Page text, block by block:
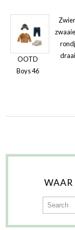
OOTD
Boys 46
WAAR